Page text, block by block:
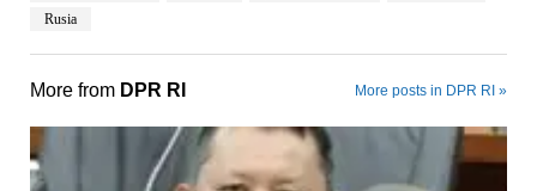
Rusia
More from DPR RI More posts in DPR RI »